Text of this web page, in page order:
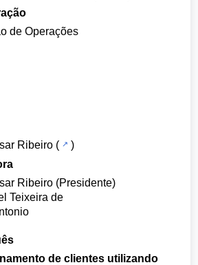
de Operações
Ribeiro (
)
Ribeiro (Presidente)
Teixeira de
de clientes utilizando